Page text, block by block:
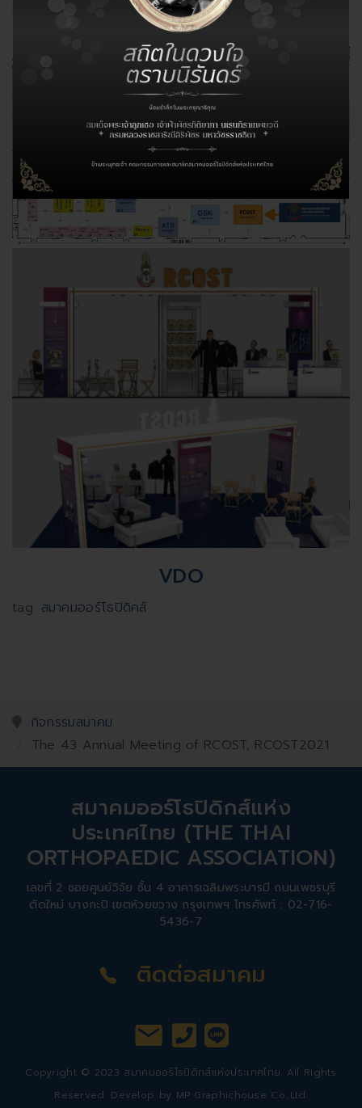
Line OA: @toathai
VDO
tag: สมาคมออร์โธปิดิคส์
กิจกรรมสมาคม
The 43 Annual Meeting of RCOST, RCOST2021
สมาคมออร์โธปิดิกส์แห่ง
ประเทศไทย (THE THAI
ORTHOPAEDIC ASSOCIATION)
เลขที่ 2 ซอยศูนย์วิจัย ชั้น 4 อาคารเฉลิมพระบารมี ถนนเพชรบุรี
ตัดใหม่ บางกะปิ เขตห้วยขวาง กรุงเทพฯ โทรศัพท์ : 02-716-
5436-7
ติดต่อสมาคม
Copyright © 2023 สมาคมออร์โธปิดิกส์แห่งประเทศไทย. All Rights
Reserved. Develop by MP Graphichouse Co.,Ltd.